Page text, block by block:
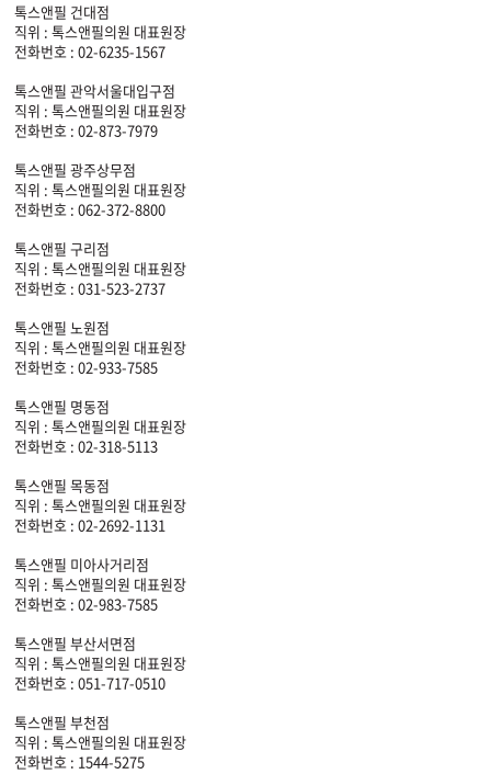
톡스앤필 건대점
직위 : 톡스앤필의원 대표원장
전화번호 : 02-6235-1567
톡스앤필 관악서울대입구점
직위 : 톡스앤필의원 대표원장
전화번호 : 02-873-7979
톡스앤필 광주상무점
직위 : 톡스앤필의원 대표원장
전화번호 : 062-372-8800
톡스앤필 구리점
직위 : 톡스앤필의원 대표원장
전화번호 : 031-523-2737
톡스앤필 노원점
직위 : 톡스앤필의원 대표원장
전화번호 : 02-933-7585
톡스앤필 명동점
직위 : 톡스앤필의원 대표원장
전화번호 : 02-318-5113
톡스앤필 목동점
직위 : 톡스앤필의원 대표원장
전화번호 : 02-2692-1131
톡스앤필 미아사거리점
직위 : 톡스앤필의원 대표원장
전화번호 : 02-983-7585
톡스앤필 부산서면점
직위 : 톡스앤필의원 대표원장
전화번호 : 051-717-0510
톡스앤필 부천점
직위 : 톡스앤필의원 대표원장
전화번호 : 1544-5275